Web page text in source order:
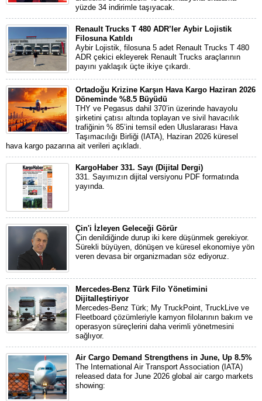
yüzde 34 indirimle taşıyacak.
Renault Trucks T 480 ADR’ler Aybir Lojistik
Filosuna Katıldı
Aybir Lojistik, filosuna 5 adet Renault Trucks T 480
ADR çekici ekleyerek Renault Trucks araçlarının
payını yaklaşık üçte ikiye çıkardı.
Ortadoğu Krizine Karşın Hava Kargo Haziran 2026
Döneminde %8.5 Büyüdü
THY ve Pegasus dahil 370’in üzerinde havayolu
şirketini çatısı altında toplayan ve sivil havacılık
trafiğinin % 85’ini temsil eden Uluslararası Hava
Taşımacılığı Birliği (IATA), Haziran 2026 küresel
hava kargo pazarına ait verileri açıkladı.
KargoHaber 331. Sayı (Dijital Dergi)
331. Sayımızın dijital versiyonu PDF formatında
yayında.
Çin'i İzleyen Geleceği Görür
Çin denildiğinde durup iki kere düşünmek gerekiyor.
Sürekli büyüyen, dönüşen ve küresel ekonomiye yön
veren devasa bir organizmadan söz ediyoruz.
Mercedes-Benz Türk Filo Yönetimini
Dijitalleştiriyor
Mercedes-Benz Türk; My TruckPoint, TruckLive ve
Fleetboard çözümleriyle kamyon filolarının bakım ve
operasyon süreçlerini daha verimli yönetmesini
sağlıyor.
Air Cargo Demand Strengthens in June, Up 8.5%
The International Air Transport Association (IATA)
released data for June 2026 global air cargo markets
showing: